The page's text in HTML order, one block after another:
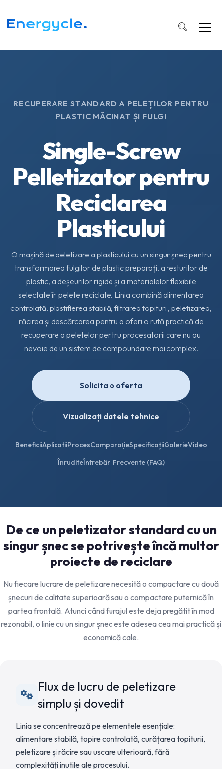
RECUPERARE STANDARD A PELEȚILOR PENTRU
PLASTIC MĂCINAT ȘI FULGI
Single-Screw
Pelletizator pentru
Reciclarea
Plasticului
O mașină de peletizare a plasticului cu un singur șnec pentru
transformarea fulgilor de plastic preparați, a resturilor de
plastic, a deșeurilor rigide și a materialelor flexibile
selectate în pelete reciclate. Linia combină alimentarea
controlată, plastifierea stabilă, filtrarea topiturii, peletizarea,
răcirea și descărcarea pentru a oferi o rută practică de
recuperare a peletelor pentru procesatorii care nu au
nevoie de un sistem de compoundare mai complex.
Solicita o oferta
Vizualizați datele tehnice
BeneficiiAplicatiiProcesComparaţieSpecificațiiGalerieVideo
ÎnruditeÎntrebări Frecvente (FAQ)
De ce un peletizator standard cu un
singur șnec se potrivește încă multor
proiecte de reciclare
Nu fiecare lucrare de peletizare necesită o compactare cu două
șnecuri de calitate superioară sau o compactare puternică în
partea frontală. Atunci când furajul este deja pregătit în mod
rezonabil, o linie cu un singur șnec este adesea cea mai practică și
economică cale.
Flux de lucru de peletizare
simplu și dovedit
Linia se concentrează pe elementele esențiale:
alimentare stabilă, topire controlată, curățarea topiturii,
peletizare și răcire sau uscare ulterioară, fără
complexități inutile ale procesului.